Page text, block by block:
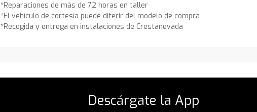
*Reparaciones de más de 72 horas en taller
*El vehículo de cortesía puede diferir del modelo de compra
*Recogida y entrega en instalaciones de Crestanevada
Descárgate la App